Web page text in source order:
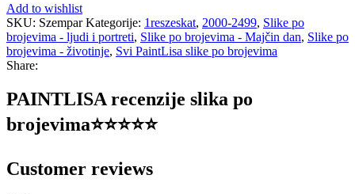
Add to wishlist
SKU: SzemparKategorije: 1reszeskat, 2000-2499, Slike po
brojevima - ljudi i portreti, Slike po brojevima - Majčin dan, Slike po
brojevima - životinje, Svi PaintLisa slike po brojevima
Share:
PAINTLISA recenzije slika po
brojevima⭐️⭐️⭐️⭐️⭐️
Customer reviews